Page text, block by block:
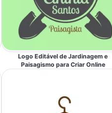
Logo Editável de Jardinagem e
Paisagismo para Criar Online